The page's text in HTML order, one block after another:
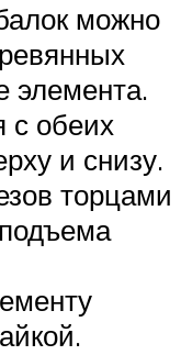
можно
элемента.
с обеих
и снизу.
торцами